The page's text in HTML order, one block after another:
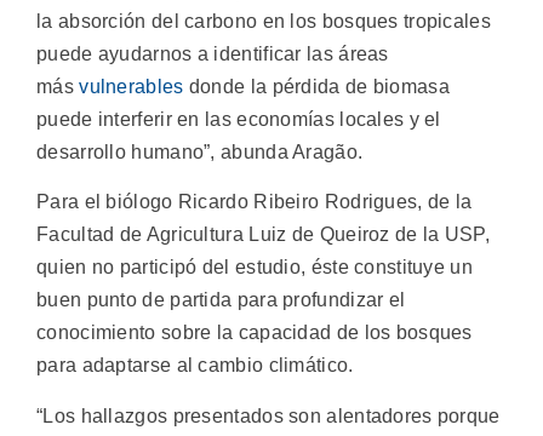
la absorción del carbono en los bosques tropicales
puede ayudarnos a identificar las áreas
másvulnerables donde la pérdida de biomasa
puede interferir en las economías locales y el
desarrollo humano”, abunda Aragão.
Para el biólogo Ricardo Ribeiro Rodrigues, de la
Facultad de Agricultura Luiz de Queiroz de la USP,
quien no participó del estudio, éste constituye un
buen punto de partida para profundizar el
conocimiento sobre la capacidad de los bosques
para adaptarse al cambio climático.
“Los hallazgos presentados son alentadores porque